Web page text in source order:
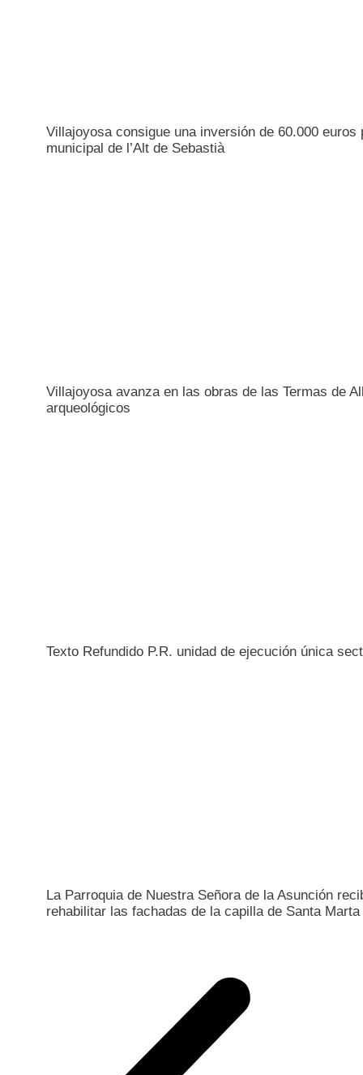
Villajoyosa consigue una inversión de 60.000
municipal de l’Alt de Sebastià
Villajoyosa avanza en las obras de las Termas de
arqueológicos
Texto Refundido P.R. unidad de ejecución única
La Parroquia de Nuestra Señora de la Asunción
rehabilitar las fachadas de la capilla de Santa Marta